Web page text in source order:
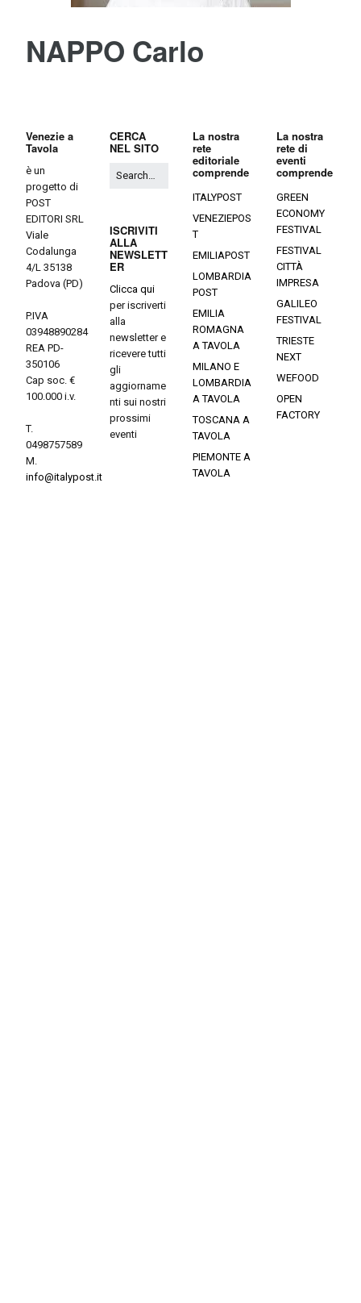
NAPPO Carlo
Venezie a
Tavola
è un
progetto di
POST
EDITORI SRL
Viale
Codalunga
4/L 35138
Padova (PD)
P.IVA
03948890284
REA PD-
350106
Cap soc. €
100.000 i.v.
T.
0498757589
M.
info@italypost.it
CERCA
NEL SITO
ISCRIVITI
ALLA
NEWSLETT
ER
Clicca qui
per iscriverti
alla
newsletter e
ricevere tutti
gli
aggiorname
nti sui nostri
prossimi
eventi
La nostra
rete
editoriale
comprende
ITALYPOST
VENEZIEPOS
T
EMILIAPOST
LOMBARDIA
POST
EMILIA
ROMAGNA
A TAVOLA
MILANO E
LOMBARDIA
A TAVOLA
TOSCANA A
TAVOLA
PIEMONTE A
TAVOLA
La nostra
rete di
eventi
comprende
GREEN
ECONOMY
FESTIVAL
FESTIVAL
CITTÀ
IMPRESA
GALILEO
FESTIVAL
TRIESTE
NEXT
WEFOOD
OPEN
FACTORY